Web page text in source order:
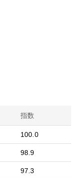
指数
100.0
98.9
97.3